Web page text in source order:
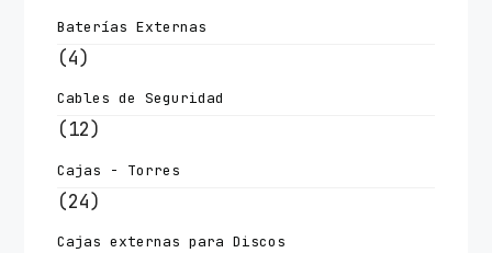
Baterías Externas
(4)
Cables de Seguridad
(12)
Cajas - Torres
(24)
Cajas externas para Discos